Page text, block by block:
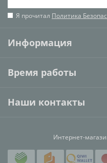
Я прочитал Политика
Информация
Время работы
Наши контакты
Интернет-